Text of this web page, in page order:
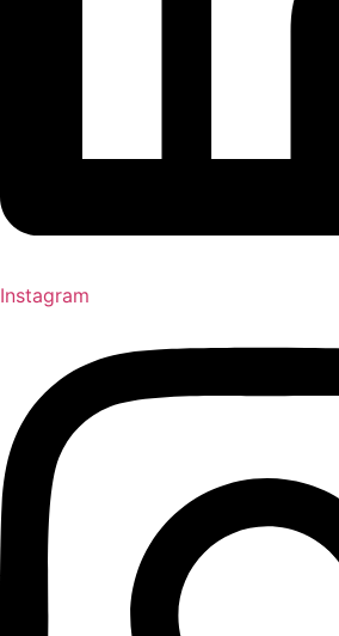
Instagram